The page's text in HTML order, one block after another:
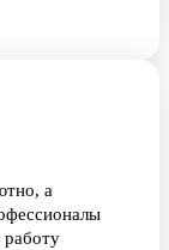
а
работу